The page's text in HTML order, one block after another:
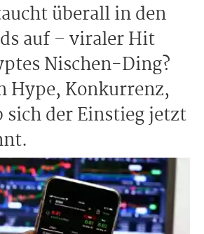
überall in den
auf – viraler Hit
Nischen-Ding?
Hype, Konkurrenz,
sich der Einstieg jetzt